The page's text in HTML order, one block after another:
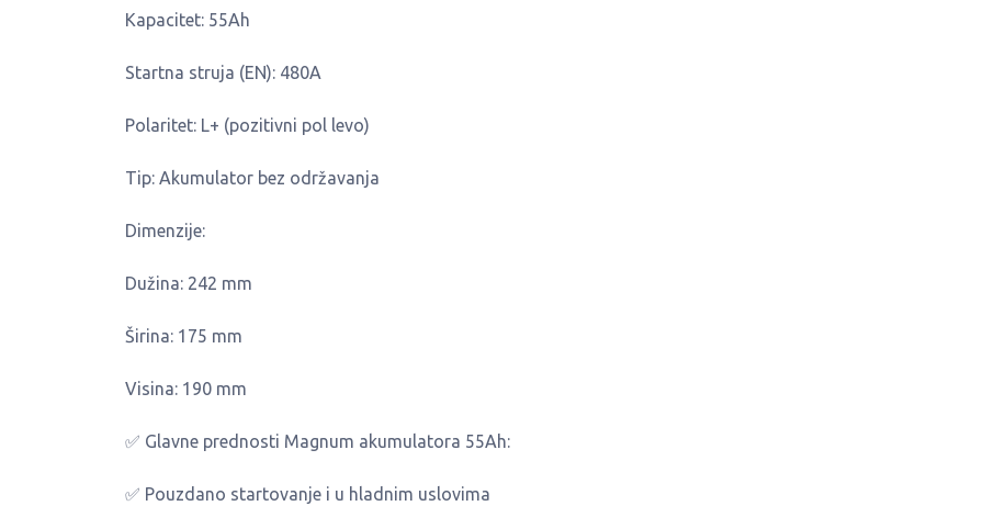
Kapacitet: 55Ah
Startna struja (EN): 480A
Polaritet: L+ (pozitivni pol levo)
Tip: Akumulator bez održavanja
Dimenzije:
Dužina: 242 mm
Širina: 175 mm
Visina: 190 mm
✅ Glavne prednosti Magnum akumulatora 55Ah:
✅ Pouzdano startovanje i u hladnim uslovima